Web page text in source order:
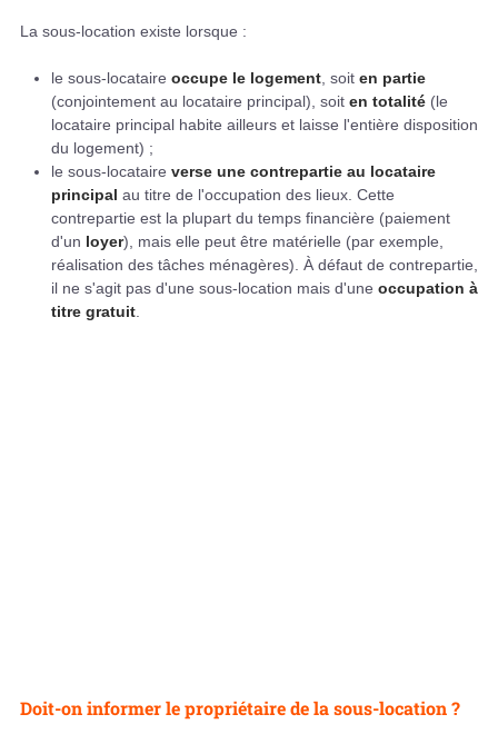
La sous-location existe lorsque :
le sous-locataire occupe le logement , soit en partie
(conjointement au locataire principal), soit en totalité (le
locataire principal habite ailleurs et laisse l'entière disposition
du logement) ;
le sous-locataire verse une contrepartie au locataire
principal au titre de l'occupation des lieux. Cette
contrepartie est la plupart du temps financière (paiement
d'un loyer), mais elle peut être matérielle (par exemple,
réalisation des tâches ménagères). À défaut de contrepartie,
il ne s'agit pas d'une sous-location mais d'une occupation à
titre gratuit
Doit-on informer le propriétaire de la sous-location ?